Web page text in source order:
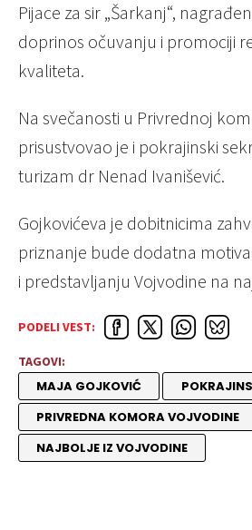
Pijace za sir „Šarkanj“,
doprinos očuvanju i promociji
kvaliteta.
Na svečanosti u Privrednoj
prisustvovao je i pokrajinski
turizam dr Nenad Ivanišević.
Gojkovićeva je dobitnicima
priznanje bude dodatna
i predstavljanju Vojvodine na
PODELI VEST:
TAGOVI:
MAJA GOJKOVIĆ
PRIVREDNA KOMORA VOJVODINE
NAJBOLJE IZ VOJVODINE